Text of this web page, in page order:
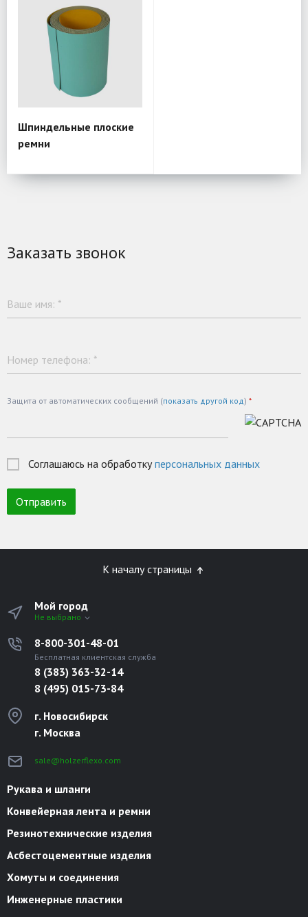
Шпиндельные плоские
ремни
Заказать звонок
Ваше имя: *
Номер телефона: *
Защита от автоматических сообщений (показать другой код) *
Соглашаюсь на обработкуперсональных данных
К началу страницы
Мой город
Не выбрано
8-800-301-48-01
Бесплатная клиентская служба
8 (383) 363-32-14
8 (495) 015-73-84
г. Новосибирск
г. Москва
sale@holzerflexo.com
Рукава и шланги
Конвейерная лента и ремни
Резинотехнические изделия
Асбестоцементные изделия
Хомуты и соединения
Инженерные пластики